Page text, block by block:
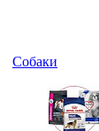
Собаки